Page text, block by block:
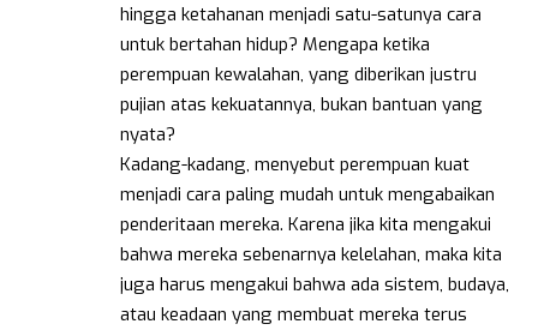
hingga ketahanan menjadi satu-satunya cara
untuk bertahan hidup? Mengapa ketika
perempuan kewalahan, yang diberikan justru
pujian atas kekuatannya, bukan bantuan yang
nyata?
Kadang-kadang, menyebut perempuan kuat
menjadi cara paling mudah untuk mengabaikan
penderitaan mereka. Karena jika kita mengakui
bahwa mereka sebenarnya kelelahan, maka kita
juga harus mengakui bahwa ada sistem, budaya,
atau keadaan yang membuat mereka terus